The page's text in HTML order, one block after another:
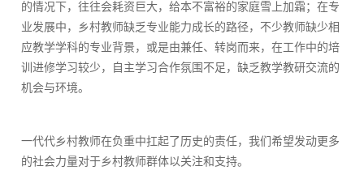
的情况下，往往会耗资巨大，给本不富裕的家庭雪上加霜；在专
业发展中，乡村教师缺乏专业能力成长的路径，不少教师缺少相
应教学学科的专业背景，或是由兼任、转岗而来，在工作中的培
训进修学习较少，自主学习合作氛围不足，缺乏教学教研交流的
机会与环境。
一代代乡村教师在负重中扛起了历史的责任，我们希望发动更多
的社会力量对于乡村教师群体以关注和支持。